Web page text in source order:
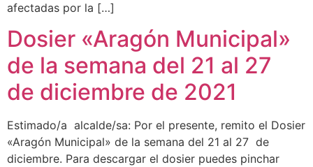
afectadas por la […]
Dosier «Aragón Municipal»
de la semana del 21 al 27
de diciembre de 2021
Estimado/a alcalde/sa: Por el presente, remito el Dosier
«Aragón Municipal» de la semana del 21 al 27 de
diciembre. Para descargar el dosier puedes pinchar